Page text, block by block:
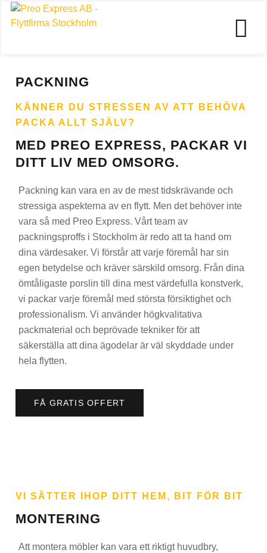
PACKNING
KÄNNER DU STRESSEN AV ATT BEHÖVA
PACKA ALLT SJÄLV?
MED PREO EXPRESS, PACKAR VI
DITT LIV MED OMSORG.
Packning kan vara en av de mest tidskrävande och
stressiga aspekterna av en flytt. Men det behöver inte
vara så med Preo Express. Vårt team av
packningsproffs i Stockholm är redo att ta hand om
dina värdesaker. Vi förstår att varje föremål har sin
egen betydelse och kräver särskild omsorg. Från dina
ömtåligaste porslin till dina mest värdefulla konstverk,
vi packar varje föremål med största försiktighet och
professionalism. Vi använder högkvalitativa
packmaterial och beprövade tekniker för att
säkerställa att dina ägodelar är väl skyddade under
hela flytten.
FÅ GRATIS OFFERT
VI SÄTTER IHOP DITT HEM, BIT FÖR BIT
MONTERING
Att montera möbler kan vara ett riktigt huvudbry,